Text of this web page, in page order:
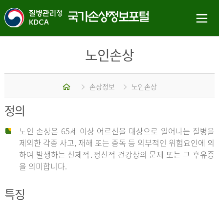
노인손상
홈 손상정보 노인손상
정의
노인 손상은 65세 이상 어르신을 대상으로 일어나는 질병을
제외한 각종 사고, 재해 또는 중독 등 외부적인 위험요인에 의
하여 발생하는 신체적․정신적 건강상의 문제 또는 그 후유증
을 의미합니다.
특징